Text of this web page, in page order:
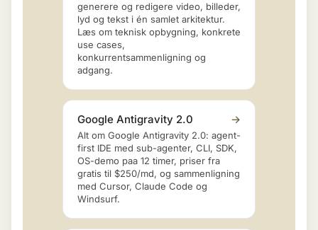
generere og redigere video, billeder,
lyd og tekst i én samlet arkitektur.
Læs om teknisk opbygning, konkrete
use cases,
konkurrentsammenligning og
adgang.
Google Antigravity 2.0 →
Alt om Google Antigravity 2.0: agent-
first IDE med sub-agenter, CLI, SDK,
OS-demo paa 12 timer, priser fra
gratis til $250/md, og sammenligning
med Cursor, Claude Code og
Windsurf.